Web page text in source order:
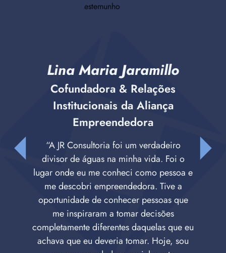
Lina Maria Jaramillo
Cofundadora & Relações
Institucionais da Aliança
Empreendedora
“A JR Consultoria foi um verdadeiro
divisor de águas na minha vida. Foi o
lugar onde eu me conheci como pessoa e
me descobri empreendedora. Tive a
oportunidade de conhecer pessoas que
me inspiraram a tomar decisões
completamente diferentes daquelas que eu
achava que eu deveria tomar. Hoje, sou